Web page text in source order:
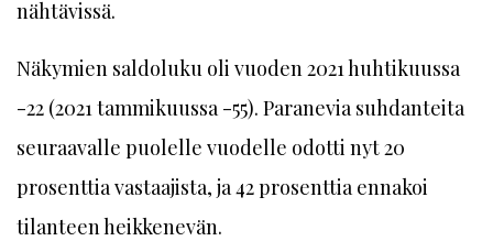
nähtävissä.
Näkymien saldoluku oli vuoden 2021 huhtikuussa
-22 (2021 tammikuussa -55). Paranevia suhdanteita
seuraavalle puolelle vuodelle odotti nyt 20
prosenttia vastaajista, ja 42 prosenttia ennakoi
tilanteen heikkenevän.